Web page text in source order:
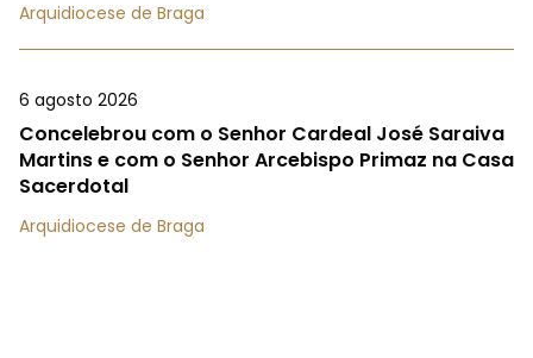
Arquidiocese de Braga
6 agosto 2026
Concelebrou com o Senhor Cardeal José Saraiva
Martins e com o Senhor Arcebispo Primaz na Casa
Sacerdotal
Arquidiocese de Braga